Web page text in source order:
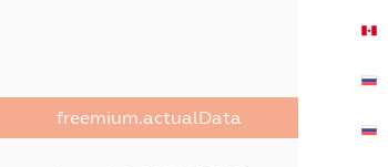
freemium.actualData